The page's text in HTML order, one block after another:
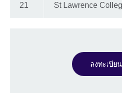
21 St Lawrence
ลงทะเบียน